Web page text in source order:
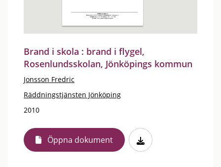
Brand i skola : brand i flygel,
Rosenlundsskolan, Jönköpings kommun
Jonsson Fredric
Räddningstjänsten Jönköping
2010
Öppna dokument